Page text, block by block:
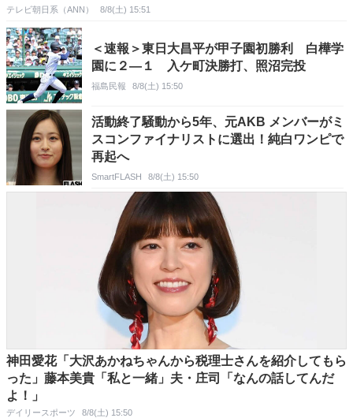
テレビ朝日系（ANN） 8/8(土) 15:51
＜速報＞東日大昌平が甲子園初勝利 白樺学
園に２―１ 入ケ町決勝打、照沼完投
福島民報 8/8(土) 15:50
活動終了騒動から5年、元AKB メンバーがミ
スコンファイナリストに選出！純白ワンピで
再起へ
SmartFLASH 8/8(土) 15:50
神田愛花「大沢あかねちゃんから税理士さんを紹介してもら
った」藤本美貴「私と一緒」夫・庄司「なんの話してんだ
よ！」
デイリースポーツ 8/8(土) 15:50